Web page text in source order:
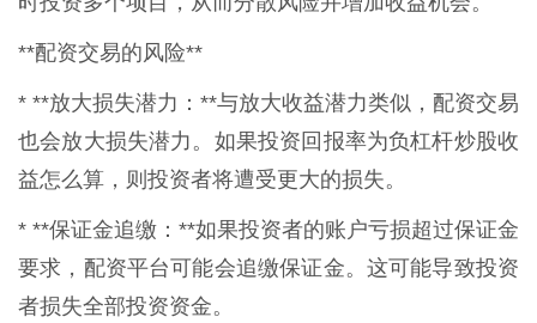
**配资交易的风险**
* **放大损失潜力：**与放大收益潜力类似，配资交易
也会放大损失潜力。如果投资回报率为负杠杆炒股收
益怎么算，则投资者将遭受更大的损失。
* **保证金追缴：**如果投资者的账户亏损超过保证金
要求，配资平台可能会追缴保证金。这可能导致投资
者损失全部投资资金。